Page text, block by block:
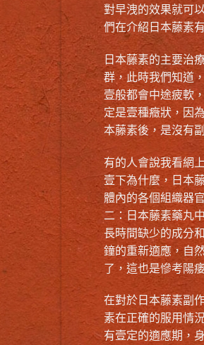
對早洩的效果就可
們在介紹日本藤素
日本藤素的主要治
群，此時我們知道
壹般都會中途疲軟
定是壹種癥狀，因
本藤素後，是沒有
有的人會說我看網
壹下為什麼，日本
體內的各個組織器
二：日本藤素藥丸
長時間缺少的成分
鐘的重新適應，自
了，這也是慘考陽
在對於 日本藤素副
素在正確的服用情
有壹定的適應期，